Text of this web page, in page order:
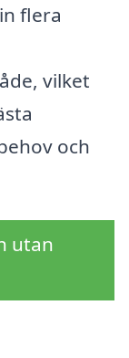
flera
vilket
och
utan